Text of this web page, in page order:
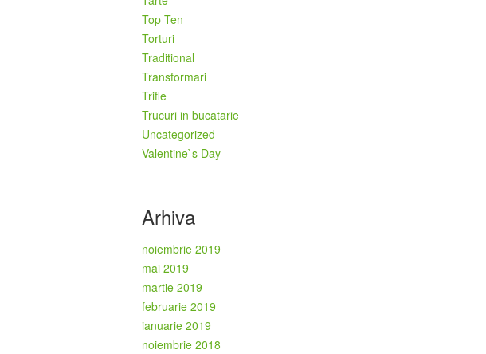
Top Ten
Torturi
Traditional
Transformari
Trifle
Trucuri in bucatarie
Uncategorized
Valentine`s Day
Arhiva
noiembrie 2019
mai 2019
martie 2019
februarie 2019
ianuarie 2019
noiembrie 2018